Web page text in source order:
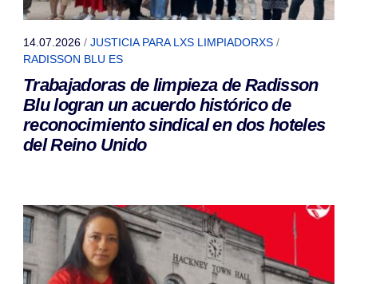
14.07.2026 / JUSTICIA PARA LXS LIMPIADORXS /
RADISSON BLU ES
Trabajadoras de limpieza de Radisson
Blu logran un acuerdo histórico de
reconocimiento sindical en dos hoteles
del Reino Unido